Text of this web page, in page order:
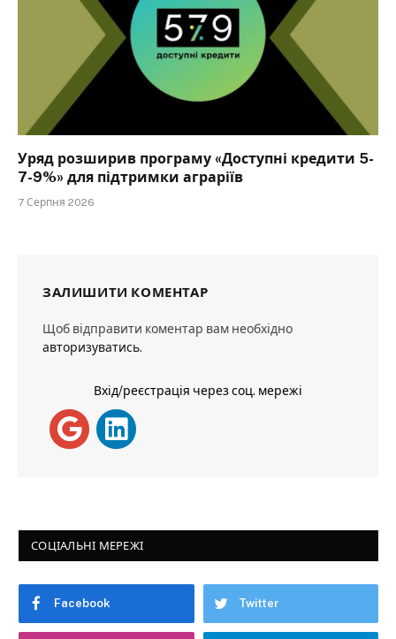
Уряд розширив програму «Доступні кредити 5-
7-9%» для підтримки аграріїв
7 Серпня 2026
ЗАЛИШИТИ КОМЕНТАР
Щоб відправити коментар вам необхідно
авторизуватись.
Вхід/реєстрація через соц. мережі
СОЦІАЛЬНІ МЕРЕЖІ
Facebook Twitter